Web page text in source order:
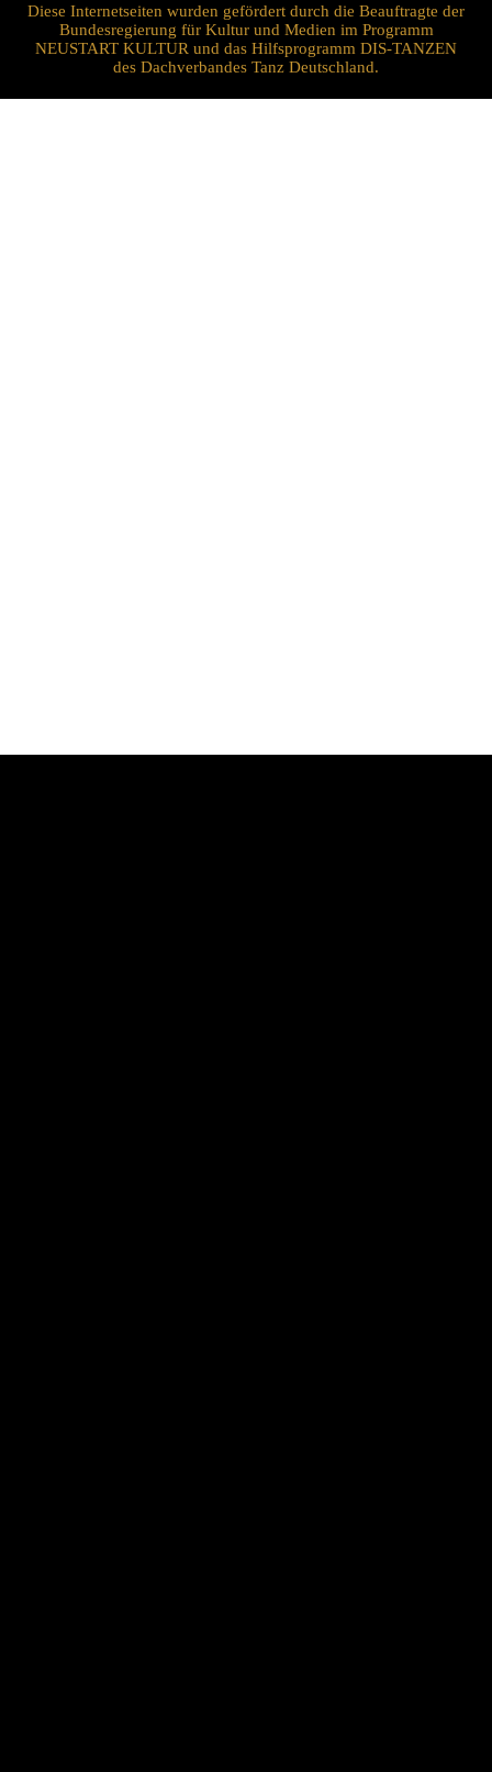
Diese Internetseiten wurden gefördert durch die Beauftragte der
Bundesregierung für Kultur und Medien im Programm
NEUSTART KULTUR und das Hilfsprogramm DIS-TANZEN
des Dachverbandes Tanz Deutschland.